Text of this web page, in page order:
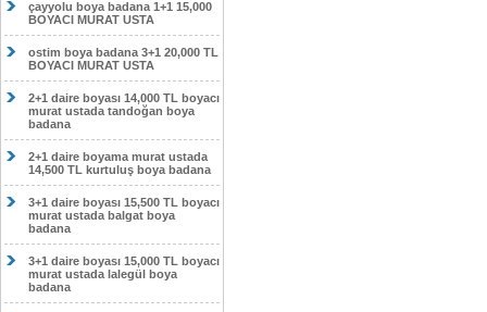
çayyolu boya badana 1+1 15,000
BOYACI MURAT USTA
ostim boya badana 3+1 20,000 TL
BOYACI MURAT USTA
2+1 daire boyası 14,000 TL boyacı
murat ustada tandoğan boya
badana
2+1 daire boyama murat ustada
14,500 TL kurtuluş boya badana
3+1 daire boyası 15,500 TL boyacı
murat ustada balgat boya
badana
3+1 daire boyası 15,000 TL boyacı
murat ustada lalegül boya
badana